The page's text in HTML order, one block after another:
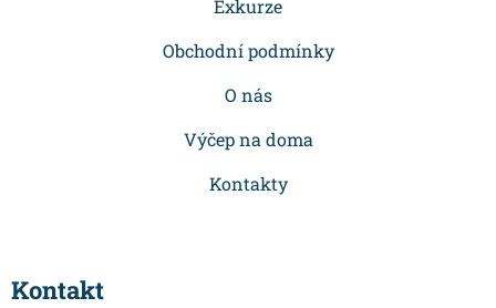
Exkurze
Obchodní podmínky
O nás
Výčep na doma
Kontakty
Kontakt